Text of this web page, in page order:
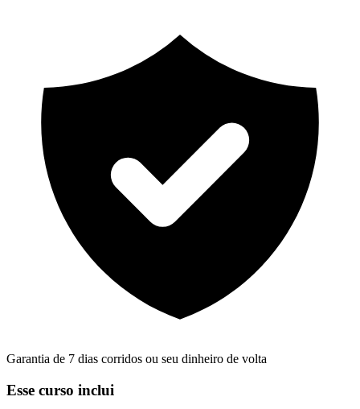
Garantia de 7 dias corridos ou seu dinheiro de volta
Esse curso inclui